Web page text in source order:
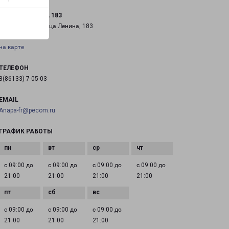
ЛЕНИНА 183
Анапа, улица Ленина, 183
карте
7-05-03
fr@pecom.ru
РАБОТЫ
с 09:00 до
21:00
с 09:00 до
21:00
с 09:00 до
21:00
с 09:00 до
21:00
с 09:00 до
21:00
с 09:00 до
21:00
с 09:00 до
21:00